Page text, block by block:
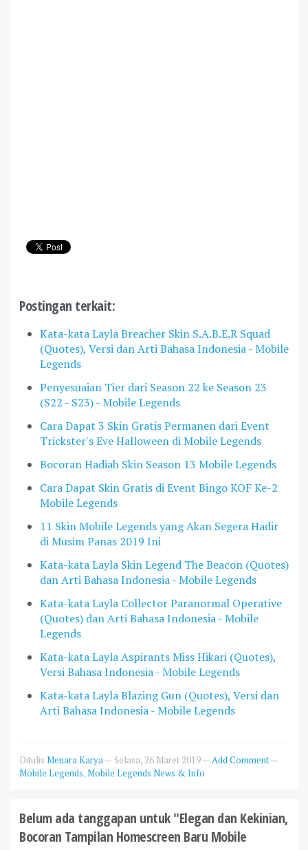
Postingan terkait:
Kata-kata Layla Breacher Skin S.A.B.E.R Squad
(Quotes), Versi dan Arti Bahasa Indonesia - Mobile
Legends
Penyesuaian Tier dari Season 22 ke Season 23
(S22 - S23) - Mobile Legends
Cara Dapat 3 Skin Gratis Permanen dari Event
Trickster's Eve Halloween di Mobile Legends
Bocoran Hadiah Skin Season 13 Mobile Legends
Cara Dapat Skin Gratis di Event Bingo KOF Ke-2
Mobile Legends
11 Skin Mobile Legends yang Akan Segera Hadir
di Musim Panas 2019 Ini
Kata-kata Layla Skin Legend The Beacon (Quotes)
dan Arti Bahasa Indonesia - Mobile Legends
Kata-kata Layla Collector Paranormal Operative
(Quotes) dan Arti Bahasa Indonesia - Mobile
Legends
Kata-kata Layla Aspirants Miss Hikari (Quotes),
Versi Bahasa Indonesia - Mobile Legends
Kata-kata Layla Blazing Gun (Quotes), Versi dan
Arti Bahasa Indonesia - Mobile Legends
Ditulis Menara Karya— Selasa, 26 Maret 2019—Add Comment—
Mobile Legends,Mobile Legends News & Info
Belum ada tanggapan untuk "Elegan dan Kekinian,
Bocoran Tampilan Homescreen Baru Mobile